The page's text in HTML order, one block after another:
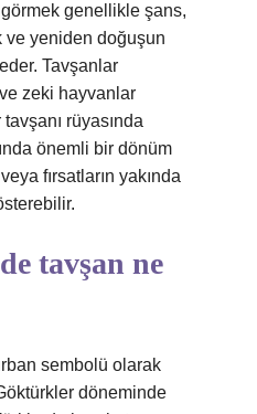
görmek genellikle şans,
ve yeniden doğuşun
Tavşanlar
zeki hayvanlar
rüyasında
önemli bir dönüm
fırsatların yakında
tavşan ne
sembolü olarak
döneminde